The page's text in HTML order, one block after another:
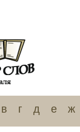
в г д е ж